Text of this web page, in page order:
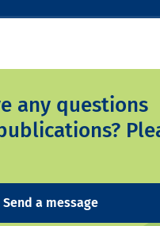
any questions
Send a message